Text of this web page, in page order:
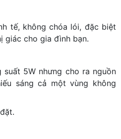
tế, không chóa lói, đặc biệt
giác cho gia đình bạn.
5W nhưng cho ra nguồn
sáng cả một vùng không